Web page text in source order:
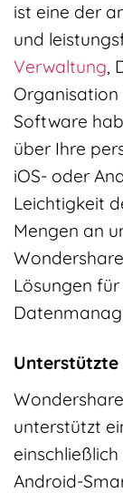
ist eine der
und
Verwaltung,
Organisation
Software
über Ihre
iOS- oder
Leichtigkeit
Mengen an
Lösungen für
Unterstützte
unterstützt
einschließlich
Android-